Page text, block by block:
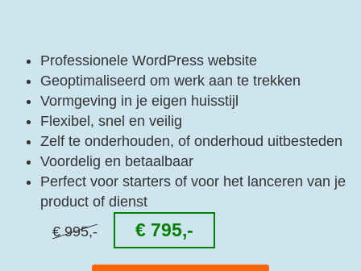
Professionele WordPress website
Geoptimaliseerd om werk aan te trekken
Vormgeving in je eigen huisstijl
Flexibel, snel en veilig
Zelf te onderhouden, of onderhoud uitbesteden
Voordelig en betaalbaar
Perfect voor starters of voor het lanceren van je
product of dienst
€ 995,-
€ 795,-